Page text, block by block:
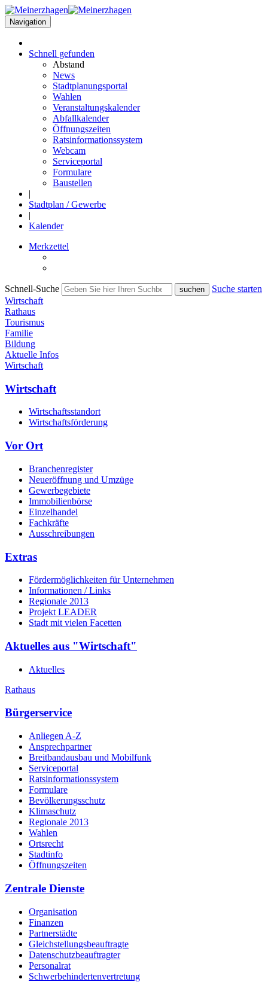
Navigation
Schnell gefunden
Abstand
News
Stadtplanungsportal
Wahlen
Veranstaltungskalender
Abfallkalender
Öffnungszeiten
Ratsinformationssystem
Webcam
Serviceportal
Formulare
Baustellen
|
Stadtplan / Gewerbe
|
Kalender
Merkzettel
Schnell-Suche
Suche starten
Wirtschaft
Rathaus
Tourismus
Familie
Bildung
Aktuelle Infos
Wirtschaft
Wirtschaft
Wirtschaftsstandort
Wirtschaftsförderung
Vor Ort
Branchenregister
Neueröffnung und Umzüge
Gewerbegebiete
Immobilienbörse
Einzelhandel
Fachkräfte
Ausschreibungen
Extras
Fördermöglichkeiten für Unternehmen
Informationen / Links
Regionale 2013
Projekt LEADER
Stadt mit vielen Facetten
Aktuelles aus "Wirtschaft"
Aktuelles
Rathaus
Bürgerservice
Anliegen A-Z
Ansprechpartner
Breitbandausbau und Mobilfunk
Serviceportal
Ratsinformationssystem
Formulare
Bevölkerungsschutz
Klimaschutz
Regionale 2013
Wahlen
Ortsrecht
Stadtinfo
Öffnungszeiten
Zentrale Dienste
Organisation
Finanzen
Partnerstädte
Gleichstellungsbeauftragte
Datenschutzbeauftragter
Personalrat
Schwerbehinderten­vertretung